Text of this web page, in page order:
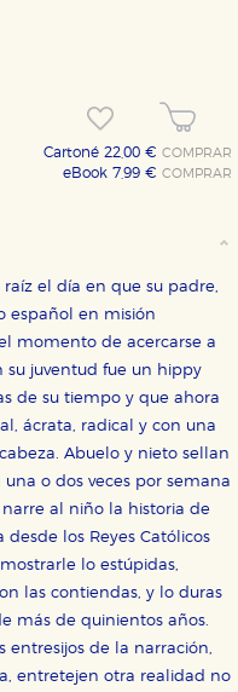
Cartoné 22,00 €COMPRAR
eBook 7,99 €COMPRAR
el día en que su padre,
español en misión
momento de acercarse a
su juventud fue un hippy
de su tiempo y que ahora
ácrata, radical y con una
Abuelo y nieto sellan
o dos veces por semana
al niño la historia de
desde los Reyes Católicos
lo estúpidas,
las contiendas, y lo duras
más de quinientos años.
entresijos de la narración,
entretejen otra realidad no